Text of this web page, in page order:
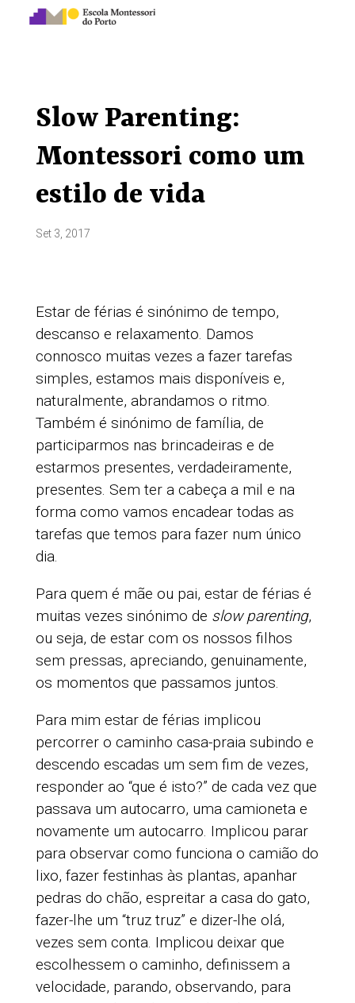
Slow Parenting:
Montessori como um
estilo de vida
Set 3, 2017
Estar de férias é sinónimo de tempo,
descanso e relaxamento. Damos
connosco muitas vezes a fazer tarefas
simples, estamos mais disponíveis e,
naturalmente, abrandamos o ritmo.
Também é sinónimo de família, de
participarmos nas brincadeiras e de
estarmos presentes, verdadeiramente,
presentes. Sem ter a cabeça a mil e na
forma como vamos encadear todas as
tarefas que temos para fazer num único
dia.
Para quem é mãe ou pai, estar de férias é
muitas vezes sinónimo de slow parenting,
ou seja, de estar com os nossos filhos
sem pressas, apreciando, genuinamente,
os momentos que passamos juntos.
Para mim estar de férias implicou
percorrer o caminho casa-praia subindo e
descendo escadas um sem fim de vezes,
responder ao “que é isto?” de cada vez que
passava um autocarro, uma camioneta e
novamente um autocarro. Implicou parar
para observar como funciona o camião do
lixo, fazer festinhas às plantas, apanhar
pedras do chão, espreitar a casa do gato,
fazer-lhe um “truz truz” e dizer-lhe olá,
vezes sem conta. Implicou deixar que
escolhessem o caminho, definissem a
velocidade, parando, observando, para